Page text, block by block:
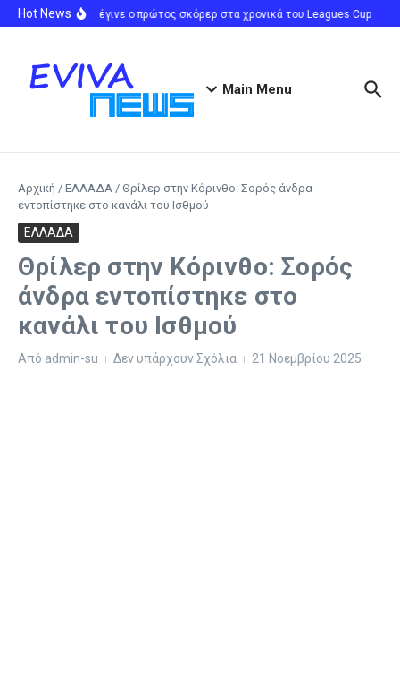
Μετάβαση στο περιεχόμενο
Hot NewsΟ Μέσι έγινε ο πρώτος σκόρερ στα χρονικά του Leagues Cup
Main Menu
Αρχική / ΕΛΛΑΔΑ / Θρίλερ στην Κόρινθο: Σορός άνδρα
εντοπίστηκε στο κανάλι του Ισθμού
ΕΛΛΑΔΑ
Θρίλερ στην Κόρινθο: Σορός
άνδρα εντοπίστηκε στο
κανάλι του Ισθμού
Από admin-su Δεν υπάρχουν Σχόλια 21 Νοεμβρίου 2025